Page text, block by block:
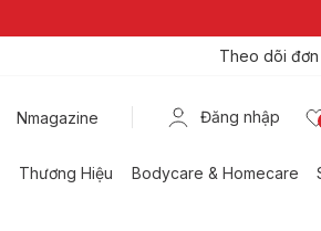
Theo dõi đơn
Nmagazine Đăng nhập
Thương Hiệu Bodycare & Homecare